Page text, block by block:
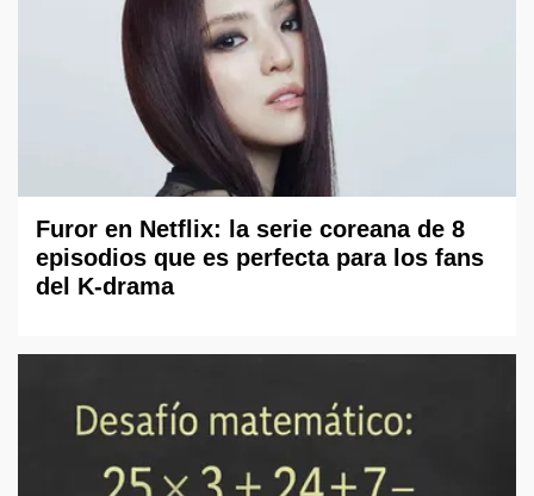
Furor en Netflix: la serie coreana de 8
episodios que es perfecta para los fans
del K-drama